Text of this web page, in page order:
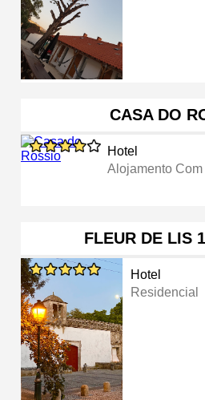
CASA DO
Hotel
Alojamento
FLEUR DE LIS
Hotel
Residencial